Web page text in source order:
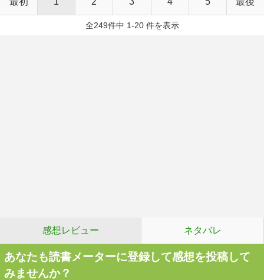
全249件中 1-20 件を表示
感想レビュー ネタバレ
あなたも読書メーターに登録して感想を投稿して
みませんか？